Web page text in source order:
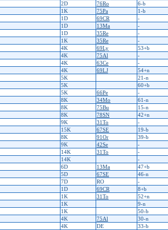
2D 76Ro 6-b
1K 75Pa 1-b
1D 69CR -
1D 13Ma -
1D 35Re -
1K 35Re -
4K 69Ly 53+b
4K 75Al -
4K 63Ce -
4K 69LJ 54+n
5K 21-n
5K 60+b
5K 66Pe -
8K 34Mo 61-n
8K 75Bu 15-n
8K 78SN 42+n
9K 31To -
15K 67SE 19-b
8K 91Or 39-b
9K 42Se -
14K 31To -
14K -
6D 13Ma 47+b
5D 67SE 46-n
7D RO -
1D 69CR 8+b
1K 31To 52+n
1K 9-n
1K 50-b
4K 75Al 30-n
4K DE 33-b